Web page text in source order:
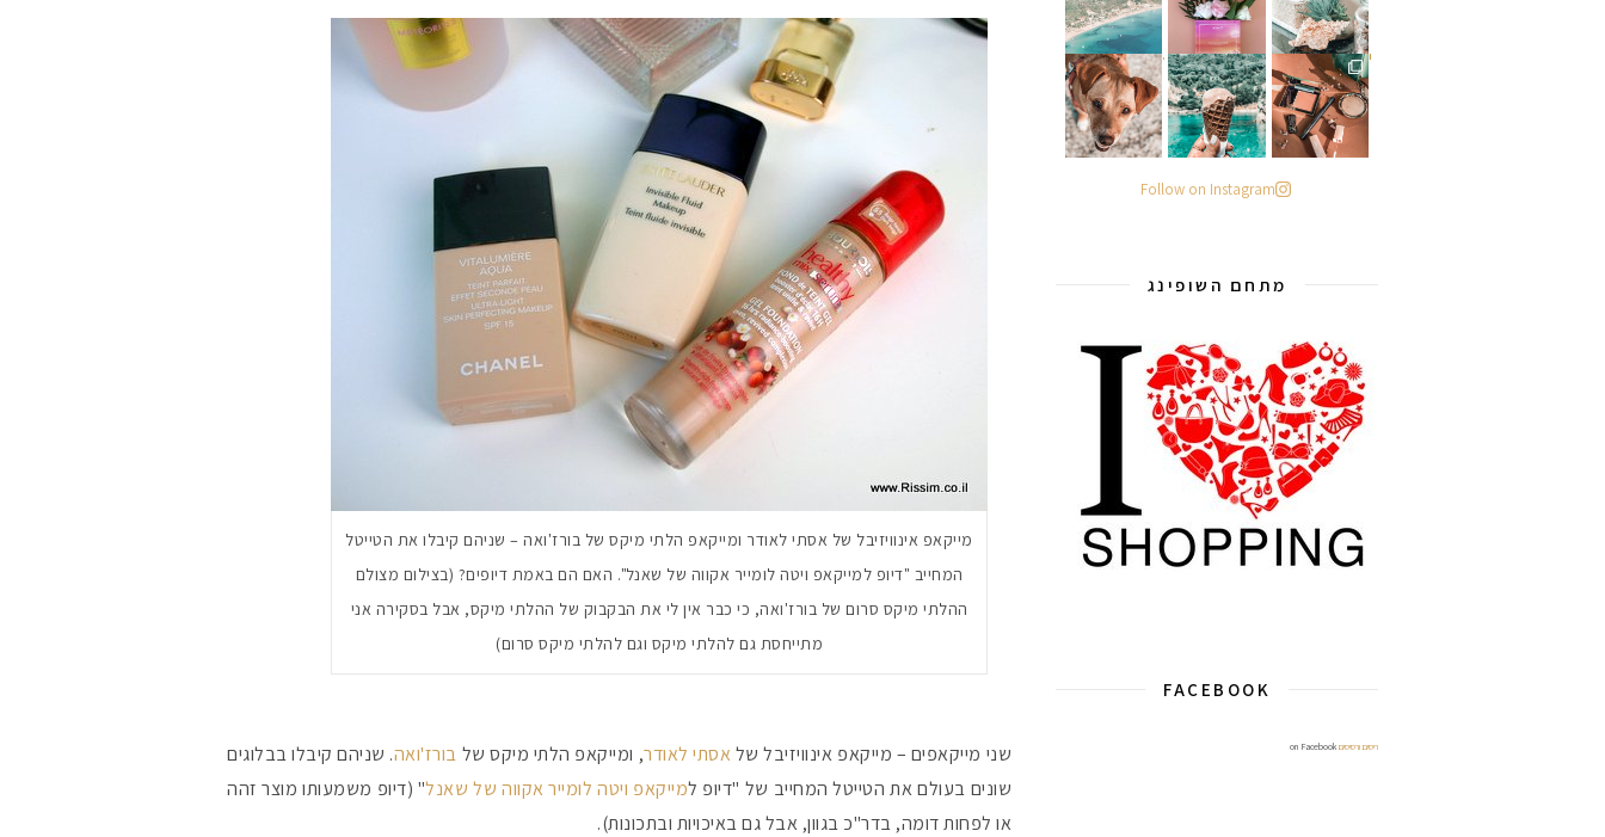
מייקאפ אינוויזיבל של אסתי לאודר ומייקאפ הלתי מיקס של בורז'ואה – שניהם קיבלו את הטייטל
המחייב "דיופ למייקאפ ויטה לומייר אקווה של שאנל". האם הם באמת דיופים? (בצילום מצולם
ההלתי מיקס סרום של בורז'ואה, כי כבר אין לי את הבקבוק של ההלתי מיקס, אבל בסקירה אני
מתייחסת גם להלתי מיקס וגם להלתי מיקס סרום)
שני מייקאפים – מייקאפ אינוויזיבל של אסתי לאודר, ומייקאפ הלתי מיקס של בורז'ואה. שניהם קיבלו בבלוגים
שונים בעולם את הטייטל המחייב של "דיופ למייקאפ ויטה לומייר אקווה של שאנל" (דיופ משמעותו מוצר זהה
או לפחות דומה, בדר"כ בגוון, אבל גם באיכויות ובתכונות).
מישהו שיסתכל עליי ככה. . . #הסטודיושלקורין - פינה חדשה
Follow on Instagram
מתחם השופינג
FACEBOOK
ריסים ורסיסים